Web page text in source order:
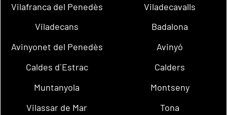
Vilafranca del Penedès
Viladecavalls
Viladecans
Badalona
Avinyonet del Penedès
Avinyó
Caldes d´Estrac
Calders
Muntanyola
Montseny
Vilassar de Mar
Tona